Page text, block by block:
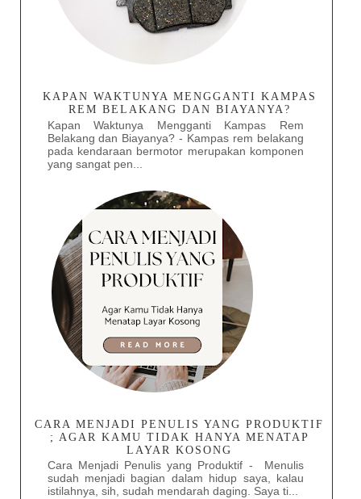
KAPAN WAKTUNYA MENGGANTI KAMPAS
REM BELAKANG DAN BIAYANYA?
Kapan Waktunya Mengganti Kampas Rem
Belakang dan Biayanya? - Kampas rem belakang
pada kendaraan bermotor merupakan komponen
yang sangat pen...
CARA MENJADI PENULIS YANG PRODUKTIF
; AGAR KAMU TIDAK HANYA MENATAP
LAYAR KOSONG
Cara Menjadi Penulis yang Produktif - Menulis
sudah menjadi bagian dalam hidup saya, kalau
istilahnya, sih, sudah mendarah daging. Saya ti...